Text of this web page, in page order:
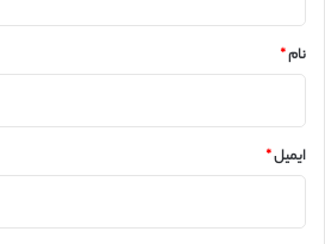
نام*
ایمیل*